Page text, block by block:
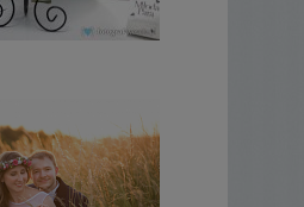
najważniejsze
pozwolenia i